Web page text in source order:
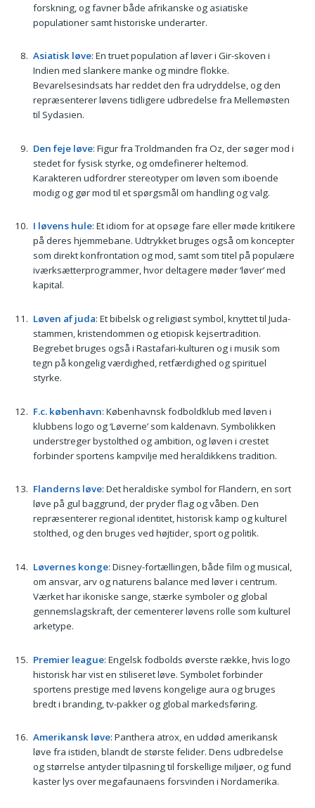
forskning, og favner både afrikanske og asiatiske
populationer samt historiske underarter.
Asiatisk løve: En truet population af løver i Gir-skoven i
Indien med slankere manke og mindre flokke.
Bevarelsesindsats har reddet den fra udryddelse, og den
repræsenterer løvens tidligere udbredelse fra Mellemøsten
til Sydasien.
Den feje løve: Figur fra Troldmanden fra Oz, der søger mod i
stedet for fysisk styrke, og omdefinerer heltemod.
Karakteren udfordrer stereotyper om løven som iboende
modig og gør mod til et spørgsmål om handling og valg.
I løvens hule: Et idiom for at opsøge fare eller møde kritikere
på deres hjemmebane. Udtrykket bruges også om koncepter
som direkt konfrontation og mod, samt som titel på populære
iværksætterprogrammer, hvor deltagere møder ‘løver’ med
kapital.
Løven af juda: Et bibelsk og religiøst symbol, knyttet til Juda-
stammen, kristendommen og etiopisk kejsertradition.
Begrebet bruges også i Rastafari-kulturen og i musik som
tegn på kongelig værdighed, retfærdighed og spirituel
styrke.
F.c. københavn: Københavnsk fodboldklub med løven i
klubbens logo og ‘Løverne’ som kaldenavn. Symbolikken
understreger bystolthed og ambition, og løven i crestet
forbinder sportens kampvilje med heraldikkens tradition.
Flanderns løve: Det heraldiske symbol for Flandern, en sort
løve på gul baggrund, der pryder flag og våben. Den
repræsenterer regional identitet, historisk kamp og kulturel
stolthed, og den bruges ved højtider, sport og politik.
Løvernes konge: Disney-fortællingen, både film og musical,
om ansvar, arv og naturens balance med løver i centrum.
Værket har ikoniske sange, stærke symboler og global
gennemslagskraft, der cementerer løvens rolle som kulturel
arketype.
Premier league: Engelsk fodbolds øverste række, hvis logo
historisk har vist en stiliseret løve. Symbolet forbinder
sportens prestige med løvens kongelige aura og bruges
bredt i branding, tv-pakker og global markedsføring.
Amerikansk løve: Panthera atrox, en uddød amerikansk
løve fra istiden, blandt de største felider. Dens udbredelse
og størrelse antyder tilpasning til forskellige miljøer, og fund
kaster lys over megafaunaens forsvinden i Nordamerika.